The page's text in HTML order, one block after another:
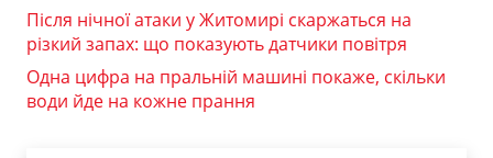
Після нічної атаки у Житомирі скаржаться на
різкий запах: що показують датчики повітря
Одна цифра на пральній машині покаже, скільки
води йде на кожне прання